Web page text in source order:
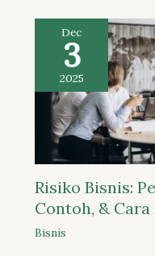
Dec
3
2025
Risiko Bisnis:
Contoh, &
Bisnis